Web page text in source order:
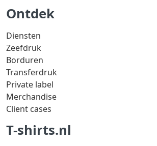
Ontdek
Diensten
Zeefdruk
Borduren
Transferdruk
Private label
Merchandise
Client cases
T-shirts.nl